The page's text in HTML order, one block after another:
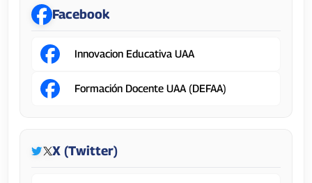
Facebook
Innovacion Educativa UAA
Formación Docente UAA (DEFAA)
X (Twitter)